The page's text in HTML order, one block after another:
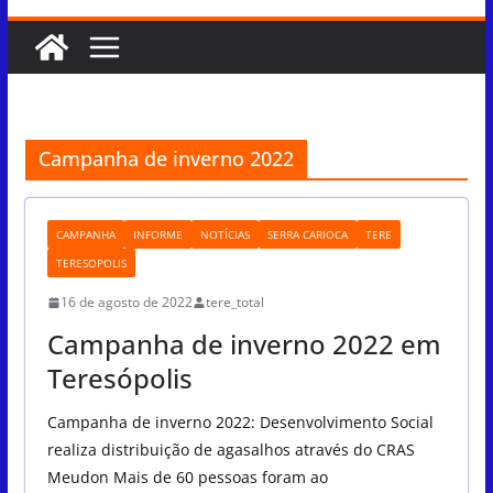
Campanha de inverno 2022
CAMPANHA INFORME NOTÍCIAS SERRA CARIOCA
TERE
TERESOPOLIS
16 de agosto de 2022 tere_total
Campanha de inverno 2022 em
Teresópolis
Campanha de inverno 2022: Desenvolvimento Social
realiza distribuição de agasalhos através do CRAS
Meudon Mais de 60 pessoas foram ao